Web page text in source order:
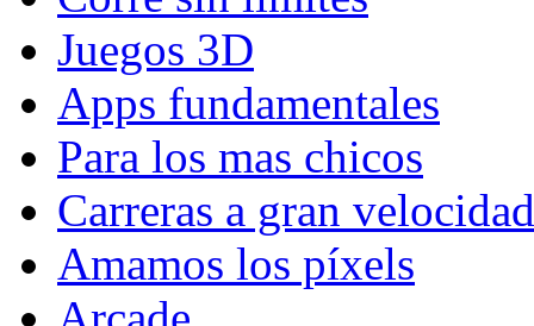
Juegos 3D
Apps fundamentales
Para los mas chicos
Carreras a gran velocidad
Amamos los píxels